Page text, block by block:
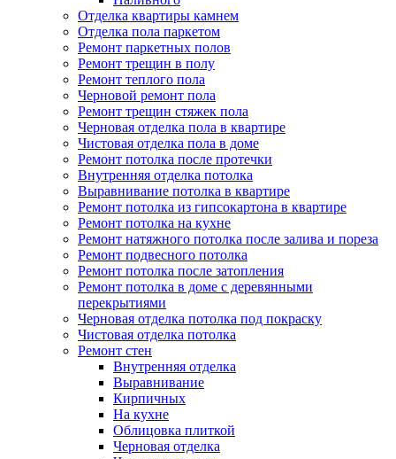
Отделка квартиры камнем
Отделка пола паркетом
Ремонт паркетных полов
Ремонт трещин в полу
Ремонт теплого пола
Черновой ремонт пола
Ремонт трещин стяжек пола
Черновая отделка пола в квартире
Чистовая отделка пола в доме
Ремонт потолка после протечки
Внутренняя отделка потолка
Выравнивание потолка в квартире
Ремонт потолка из гипсокартона в квартире
Ремонт потолка на кухне
Ремонт натяжного потолка после залива и пореза
Ремонт подвесного потолка
Ремонт потолка после затопления
Ремонт потолка в доме с деревянными
перекрытиями
Черновая отделка потолка под покраску
Чистовая отделка потолка
Ремонт стен
Внутренняя отделка
Выравнивание
Кирпичных
На кухне
Облицовка плиткой
Черновая отделка